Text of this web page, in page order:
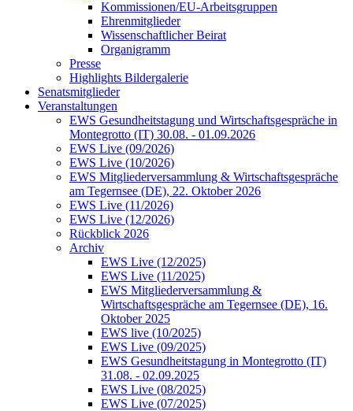
Kommissionen/EU-Arbeitsgruppen
Ehrenmitglieder
Wissenschaftlicher Beirat
Organigramm
Presse
Highlights Bildergalerie
Senatsmitglieder
Veranstaltungen
EWS Gesundheitstagung und Wirtschaftsgespräche in
Montegrotto (IT) 30.08. - 01.09.2026
EWS Live (09/2026)
EWS Live (10/2026)
EWS Mitgliederversammlung & Wirtschaftsgespräche
am Tegernsee (DE), 22. Oktober 2026
EWS Live (11/2026)
EWS Live (12/2026)
Rückblick 2026
Archiv
EWS Live (12/2025)
EWS Live (11/2025)
EWS Mitgliederversammlung &
Wirtschaftsgespräche am Tegernsee (DE), 16.
Oktober 2025
EWS live (10/2025)
EWS Live (09/2025)
EWS Gesundheitstagung in Montegrotto (IT)
31.08. - 02.09.2025
EWS Live (08/2025)
EWS Live (07/2025)